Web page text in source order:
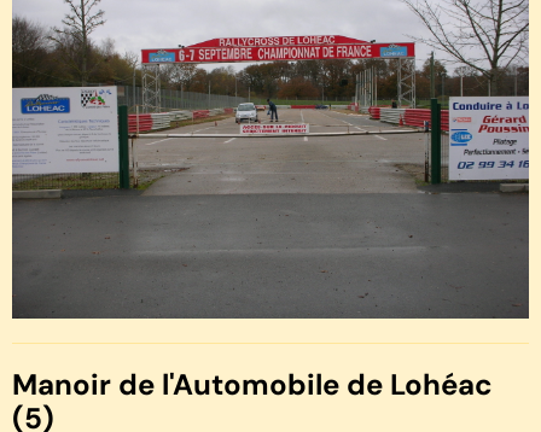
Manoir de l'Automobile de Lohéac
(5)